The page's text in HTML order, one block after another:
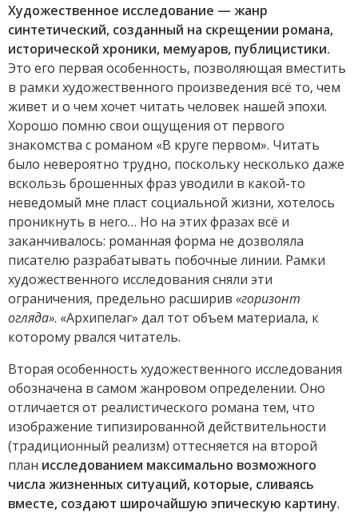
Художественное исследование — жанр
синтетический, созданный на скрещении романа,
исторической хроники, мемуаров, публицистики.
Это его первая особенность, позволяющая вместить
в рамки художественного произведения всё то, чем
живет и о чем хочет читать человек нашей эпохи.
Хорошо помню свои ощущения от первого
знакомства с романом «В круге первом». Читать
было невероятно трудно, поскольку несколько даже
вскользь брошенных фраз уводили в какой-то
неведомый мне пласт социальной жизни, хотелось
проникнуть в него… Но на этих фразах всё и
заканчивалось: романная форма не дозволяла
писателю разрабатывать побочные линии. Рамки
художественного исследования сняли эти
ограничения, предельно расширив «горизонт
огляда». «Архипелаг» дал тот объем материала, к
которому рвался читатель.
Вторая особенность художественного исследования
обозначена в самом жанровом определении. Оно
отличается от реалистического романа тем, что
изображение типизированной действительности
(традиционный реализм) оттесняется на второй
план исследованием максимально возможного
числа жизненных ситуаций, которые, сливаясь
вместе, создают широчайшую эпическую картину.